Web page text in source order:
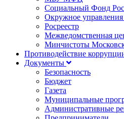
Социальный Фонд
Окружное
Росреестр
Межведомственная
Минчистоты
Противодействие
Документы
Безопасность
Бюджет
Газета
Муниципальные
Административные